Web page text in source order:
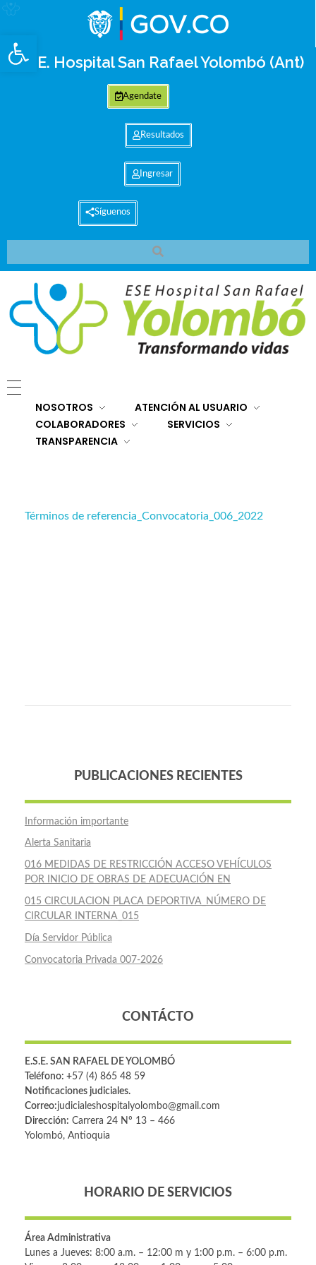
Abrir barra de herramientas
E.S.E. Hospital San Rafael Yolombó (Ant)
Agendate
Resultados
Ingresar
Síguenos
NOSOTROS
ATENCIÓN AL USUARIO
COLABORADORES
SERVICIOS
TRANSPARENCIA
Términos de referencia_Convocatoria_006_2022
PUBLICACIONES RECIENTES
Información importante
Alerta Sanitaria
016 MEDIDAS DE RESTRICCIÓN ACCESO VEHÍCULOS
POR INICIO DE OBRAS DE ADECUACIÓN EN
015 CIRCULACION PLACA DEPORTIVA_NÚMERO DE
CIRCULAR INTERNA_015
Día Servidor Pública
Convocatoria Privada 007-2026
CONTÁCTO
E.S.E. SAN RAFAEL DE YOLOMBÓ
Teléfono: +57 (4) 865 48 59
Notificaciones judiciales.
Correo:judicialeshospitalyolombo@gmail.com
Dirección: Carrera 24 Nº 13 – 466
Yolombó, Antioquia
HORARIO DE SERVICIOS
Área Administrativa
Lunes a Jueves: 8:00 a.m. – 12:00 m y 1:00 p.m. – 6:00 p.m.